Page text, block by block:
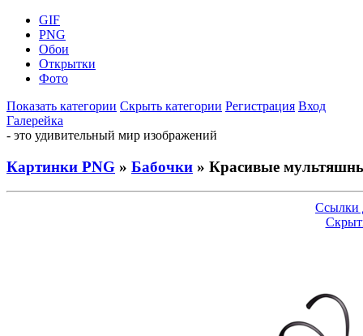
GIF
PNG
Обои
Открытки
Фото
Показать категории Скрыть категории Регистрация Вход
Галерейка
- это удивительный мир изображений
Картинки PNG » Бабочки » Красивые
Ссылки